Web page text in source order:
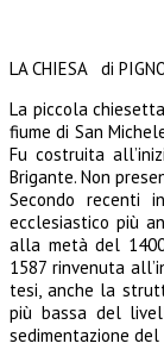
LA CHIESA di
La piccola
fiume di San
Fu costruita
Brigante. Non
Secondo recenti
ecclesiastico più
alla metà del
1587 rinvenuta
tesi, anche la
più bassa del
sedimentazione